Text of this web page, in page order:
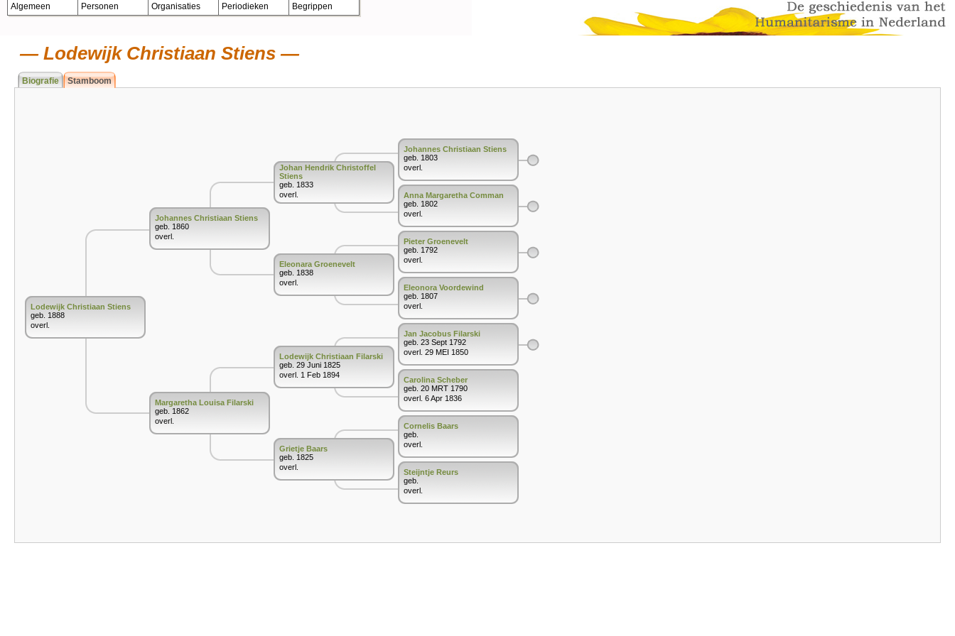
Algemeen Personen Organisaties Periodieken Begrippen
Lodewijk Christiaan Stiens
Biografie Stamboom
Lodewijk Christiaan Stiens
geb. 1888
overl.
Johannes Christiaan Stiens
geb. 1860
overl.
Margaretha Louisa Filarski
geb. 1862
overl.
Johan Hendrik Christoffel
Stiens
geb. 1833
overl.
Eleonara Groenevelt
geb. 1838
overl.
Lodewijk Christiaan Filarski
geb. 29 Juni 1825
overl. 1 Feb 1894
Grietje Baars
geb. 1825
overl.
Johannes Christiaan Stiens
geb. 1803
overl.
Anna Margaretha Comman
geb. 1802
overl.
Pieter Groenevelt
geb. 1792
overl.
Eleonora Voordewind
geb. 1807
overl.
Jan Jacobus Filarski
geb. 23 Sept 1792
overl. 29 MEI 1850
Carolina Scheber
geb. 20 MRT 1790
overl. 6 Apr 1836
Cornelis Baars
geb.
overl.
Steijntje Reurs
geb.
overl.